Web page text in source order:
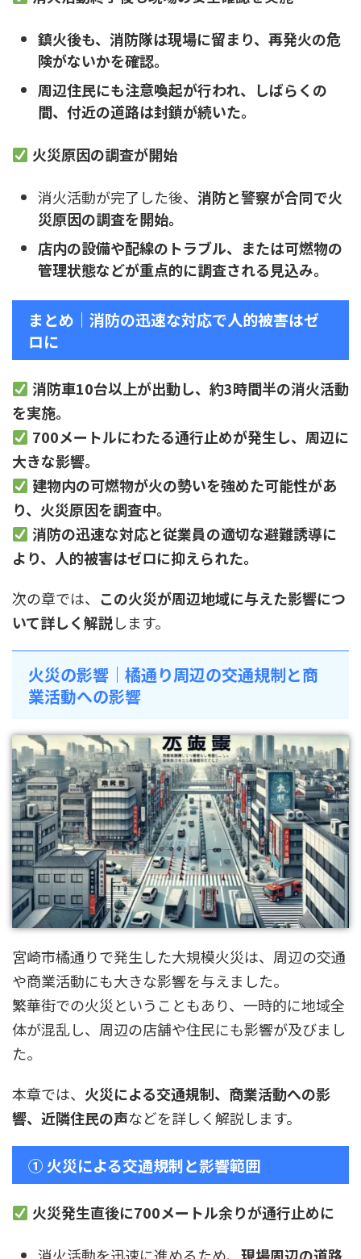
鎮火後も、消防隊は現場に留まり、再発火の危
険がないかを確認。
周辺住民にも注意喚起が行われ、しばらくの
間、付近の道路は封鎖が続いた。
火災原因の調査が開始
消火活動が完了した後、 消防と警察が合同で火
災原因の調査を開始。
店内の設備や配線のトラブル、または可燃物の
管理状態などが重点的に調査される見込み。
まとめ｜消防の迅速な対応で人的被害はゼ
ロに
消防車10台以上が出動し、約3時間半の消火活動
を実施。
700メートルにわたる通行止めが発生し、周辺に
大きな影響。
建物内の可燃物が火の勢いを強めた可能性があ
り、火災原因を調査中。
消防の迅速な対応と従業員の適切な避難誘導に
より、人的被害はゼロに抑えられた。
次の章では、 この火災が周辺地域に与えた影響につ
いて詳しく解説します。
火災の影響｜橘通り周辺の交通規制と商
業活動への影響
宮崎市橘通りで発生した大規模火災は、周辺の交通
や商業活動にも大きな影響を与えました。
繁華街での火災ということもあり、一時的に地域全
体が混乱し、周辺の店舗や住民にも影響が及びまし
た。
本章では、 火災による交通規制、商業活動への影
響、近隣住民の声などを詳しく解説します。
① 火災による交通規制と影響範囲
火災発生直後に700メートル余りが通行止めに